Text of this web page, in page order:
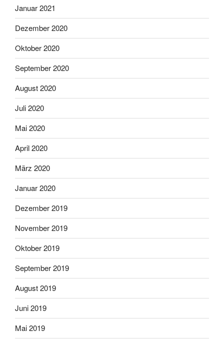
Januar 2021
Dezember 2020
Oktober 2020
September 2020
August 2020
Juli 2020
Mai 2020
April 2020
März 2020
Januar 2020
Dezember 2019
November 2019
Oktober 2019
September 2019
August 2019
Juni 2019
Mai 2019